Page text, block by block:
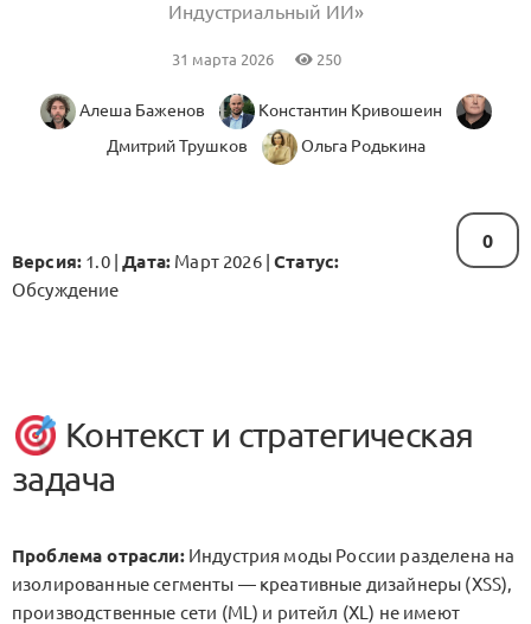
Индустриальный ИИ»
31 марта 2026 250
Алеша Баженов
Константин Кривошеин
Дмитрий Трушков
Ольга Родькина
0
Версия: 1.0 |Дата: Март 2026 |Статус:
Обсуждение
Контекст и стратегическая
задача
Проблема отрасли:Индустрия моды России разделена на
изолированные сегменты — креативные дизайнеры (XSS),
производственные сети (ML) и ритейл (XL) не имеют